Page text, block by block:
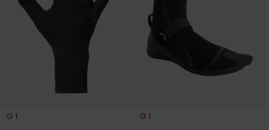
1
1